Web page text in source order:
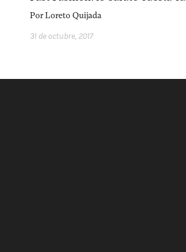
PorLoreto Quijada
31 de octubre, 2017
acerca
equipo política